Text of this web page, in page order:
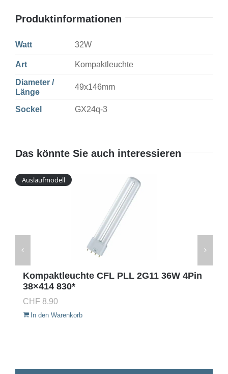
Produktinformationen
Watt 32W
Art Kompaktleuchte
Diameter /
Länge
49x146mm
Sockel GX24q-3
Das könnte Sie auch interessieren
Auslaufmodell
Kompaktleuchte CFL PLL 2G11 36W 4Pin
38×414 830*
CHF 8.90
In den Warenkorb